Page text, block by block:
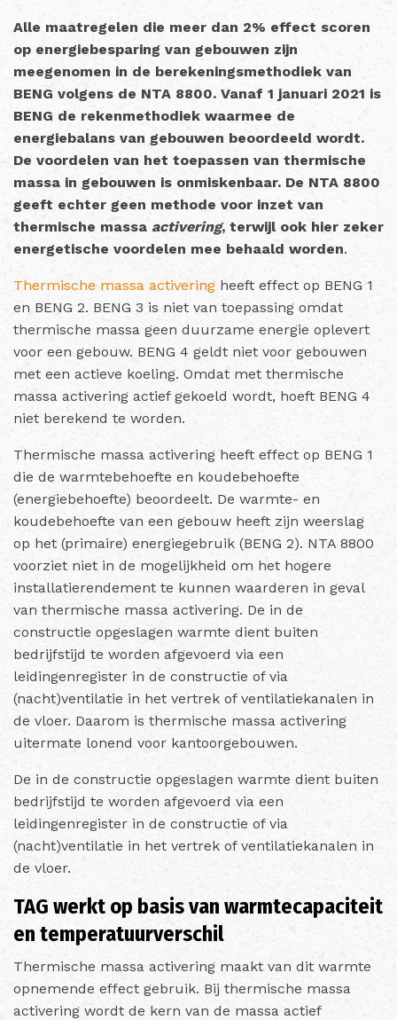
Alle maatregelen die meer dan 2% effect scoren
op energiebesparing van gebouwen zijn
meegenomen in de berekeningsmethodiek van
BENG volgens de NTA 8800. Vanaf 1 januari 2021 is
BENG de rekenmethodiek waarmee de
energiebalans van gebouwen beoordeeld wordt.
De voordelen van het toepassen van thermische
massa in gebouwen is onmiskenbaar. De NTA 8800
geeft echter geen methode voor inzet van
thermische massa activering, terwijl ook hier zeker
energetische voordelen mee behaald worden.
Thermische massa activering heeft effect op BENG 1
en BENG 2. BENG 3 is niet van toepassing omdat
thermische massa geen duurzame energie oplevert
voor een gebouw. BENG 4 geldt niet voor gebouwen
met een actieve koeling. Omdat met thermische
massa activering actief gekoeld wordt, hoeft BENG 4
niet berekend te worden.
Thermische massa activering heeft effect op BENG 1
die de warmtebehoefte en koudebehoefte
(energiebehoefte) beoordeelt. De warmte- en
koudebehoefte van een gebouw heeft zijn weerslag
op het (primaire) energiegebruik (BENG 2). NTA 8800
voorziet niet in de mogelijkheid om het hogere
installatierendement te kunnen waarderen in geval
van thermische massa activering. De in de
constructie opgeslagen warmte dient buiten
bedrijfstijd te worden afgevoerd via een
leidingenregister in de constructie of via
(nacht)ventilatie in het vertrek of ventilatiekanalen in
de vloer. Daarom is thermische massa activering
uitermate lonend voor kantoorgebouwen.
De in de constructie opgeslagen warmte dient buiten
bedrijfstijd te worden afgevoerd via een
leidingenregister in de constructie of via
(nacht)ventilatie in het vertrek of ventilatiekanalen in
de vloer.
TAG werkt op basis van warmtecapaciteit
en temperatuurverschil
Thermische massa activering maakt van dit warmte
opnemende effect gebruik. Bij thermische massa
activering wordt de kern van de massa actief